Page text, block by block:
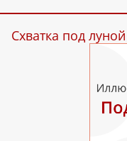
Схватка под луной